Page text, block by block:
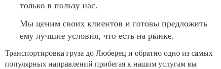
только в пользу нас.
Мы ценим своих клиентов и готовы предложить
ему лучшие условия, что есть на рынке.
Транспортировка груза до Люберец и обратно одно из самых
популярных направлений прибегая к нашим услугам вы